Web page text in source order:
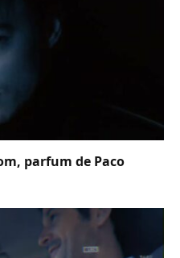
parfum de Paco